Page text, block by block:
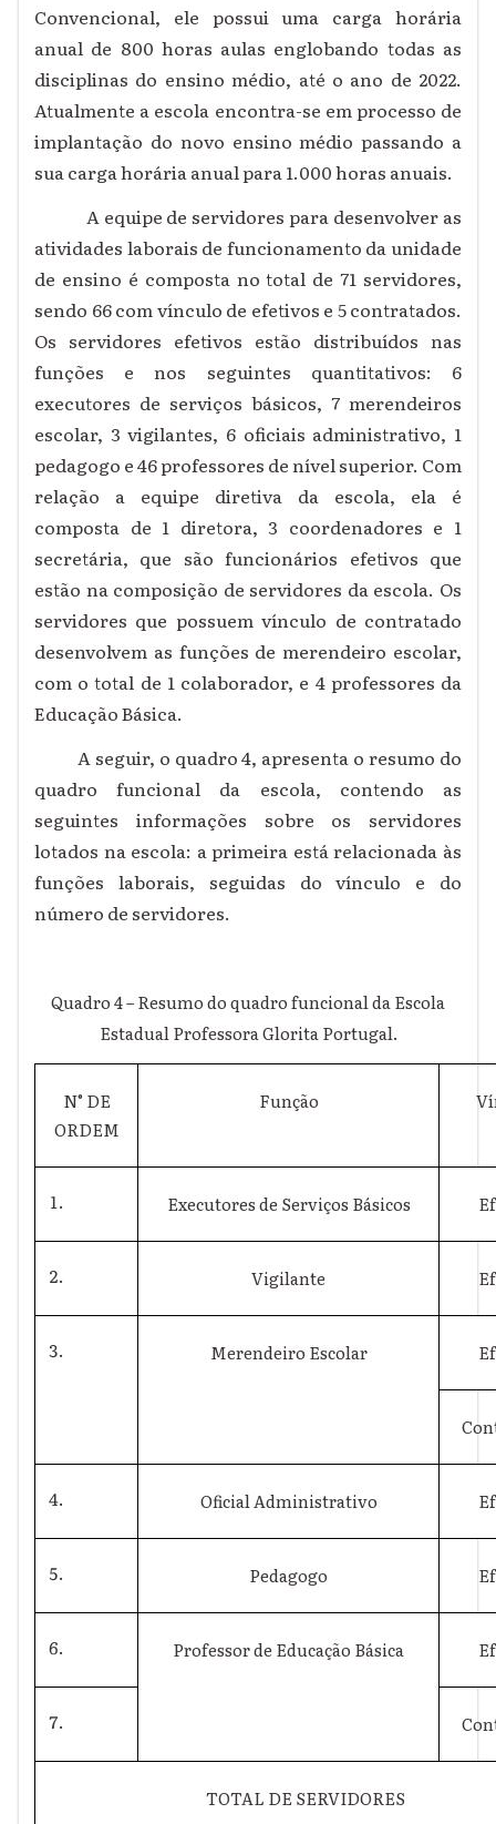
Convencional, ele possui uma carga horária
anual de 800 horas aulas englobando todas as
disciplinas do ensino médio, até o ano de 2022.
Atualmente a escola encontra-se em processo de
implantação do novo ensino médio passando a
sua carga horária anual para 1.000 horas anuais.
A equipe de servidores para desenvolver as
atividades laborais de funcionamento da unidade
de ensino é composta no total de 71 servidores,
sendo 66 com vínculo de efetivos e 5 contratados.
Os servidores efetivos estão distribuídos nas
funções e nos seguintes quantitativos: 6
executores de serviços básicos, 7 merendeiros
escolar, 3 vigilantes, 6 oficiais administrativo, 1
pedagogo e 46 professores de nível superior. Com
relação a equipe diretiva da escola, ela é
composta de 1 diretora, 3 coordenadores e 1
secretária, que são funcionários efetivos que
estão na composição de servidores da escola. Os
servidores que possuem vínculo de contratado
desenvolvem as funções de merendeiro escolar,
com o total de 1 colaborador, e 4 professores da
Educação Básica.
A seguir, o quadro 4, apresenta o resumo do
quadro funcional da escola, contendo as
seguintes informações sobre os servidores
lotados na escola: a primeira está relacionada às
funções laborais, seguidas do vínculo e do
número de servidores.
Quadro 4 – Resumo do quadro funcional da Escola
Estadual Professora Glorita Portugal.
N° DE
ORDEM
Função
Executores de Serviços Básicos
Vigilante
Merendeiro Escolar
Oficial Administrativo
Pedagogo
Professor de Educação Básica
TOTAL DE SERVIDORES